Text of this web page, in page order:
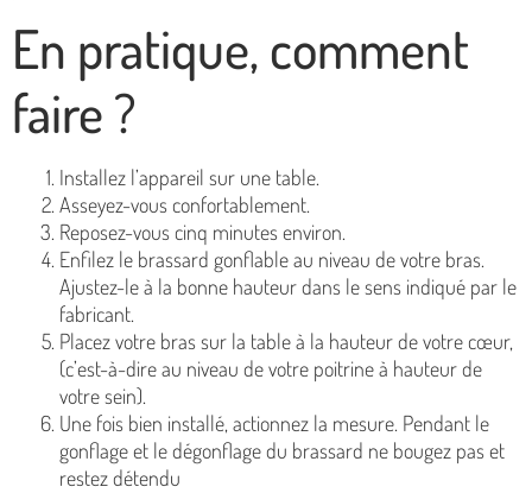
En pratique, comment
faire ?
Installez l’appareil sur une table.
Asseyez-vous confortablement.
Reposez-vous cinq minutes environ.
Enfilez le brassard gonflable au niveau de votre bras.
Ajustez-le à la bonne hauteur dans le sens indiqué par le
fabricant.
Placez votre bras sur la table à la hauteur de votre cœur,
(c’est-à-dire au niveau de votre poitrine à hauteur de
votre sein).
Une fois bien installé, actionnez la mesure. Pendant le
gonflage et le dégonflage du brassard ne bougez pas et
restez détendu